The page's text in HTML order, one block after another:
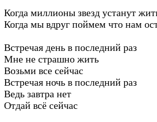
Когда миллионы звезд устанут
Когда мы вдруг поймем что нам
Встречая день в последний раз
Мне не страшно жить
Возьми все сейчас
Встречая ночь в последний раз
Ведь завтра нет
Отдай всё сейчас